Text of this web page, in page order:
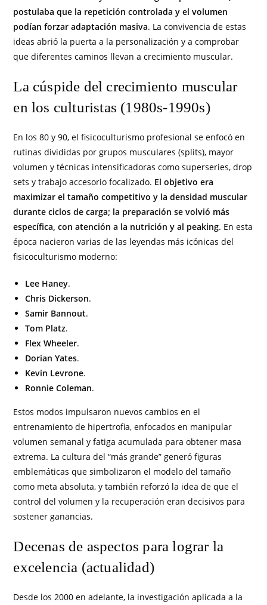
postulaba que la repetición controlada y el volumen
podían forzar adaptación masiva. La convivencia de estas
ideas abrió la puerta a la personalización y a comprobar
que diferentes caminos llevan a crecimiento muscular.
La cúspide del crecimiento muscular
en los culturistas (1980s-1990s)
En los 80 y 90, el fisicoculturismo profesional se enfocó en
rutinas divididas por grupos musculares (splits), mayor
volumen y técnicas intensificadoras como superseries, drop
sets y trabajo accesorio focalizado. El objetivo era
maximizar el tamaño competitivo y la densidad muscular
durante ciclos de carga; la preparación se volvió más
específica, con atención a la nutrición y al peaking. En esta
época nacieron varias de las leyendas más icónicas del
fisicoculturismo moderno:
Lee Haney.
Chris Dickerson.
Samir Bannout.
Tom Platz.
Flex Wheeler.
Dorian Yates.
Kevin Levrone.
Ronnie Coleman.
Estos modos impulsaron nuevos cambios en el
entrenamiento de hipertrofia, enfocados en manipular
volumen semanal y fatiga acumulada para obtener masa
extrema. La cultura del “más grande” generó figuras
emblemáticas que simbolizaron el modelo del tamaño
como meta absoluta, y también reforzó la idea de que el
control del volumen y la recuperación eran decisivos para
sostener ganancias.
Decenas de aspectos para lograr la
excelencia (actualidad)
Desde los 2000 en adelante, la investigación aplicada a la